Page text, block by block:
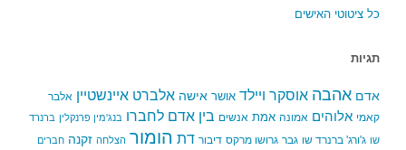
כל ציטוטי האישים
תגיות
אדם אהבה אוסקר ויילד אושר אישה אלברט איינשטיין אלבר
קאמי אלוהים אמונה אמת אנשים בין אדם לחברו בנג'מין פרנקלין ברנרד
שו ג'ורג' ברנרד שו גבר גרושו מרקס דיבור דת הומור הצלחה זקנה חברים